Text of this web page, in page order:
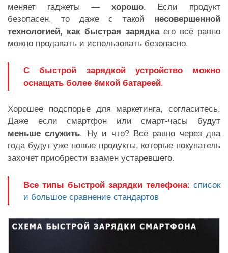
меняет гаджеты — хорошо. Если продукт
безопасен, то даже с такой несовершенной
технологией, как быстрая зарядкаего всё равно
можно продавать и использовать безопасно.
С быстрой зарядкой устройство можно
оснащать более ёмкой батареей.
Хорошее подспорье для маркетинга, согласитесь.
Даже если смартфон или смарт-часы будут
меньше служить. Ну и что? Всё равно через два
года будут уже новые продукты, которые покупатель
захочет приобрести взамен устаревшего.
Все типы быстрой зарядки телефона: список
и большое сравнение стандартов